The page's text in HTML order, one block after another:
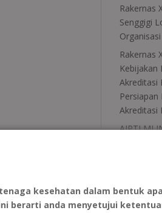
Rakernas
Senggigi
Organisasi
Rakernas
Kebijakan
Akreditasi
Akreditasi
AIPTLMI
kesehatan dalam bentuk
berarti anda menyetujui